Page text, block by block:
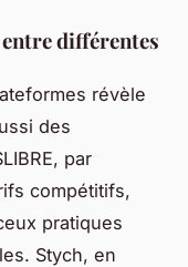
différentes
révèle
des
par
compétitifs,
pratiques
Stych, en